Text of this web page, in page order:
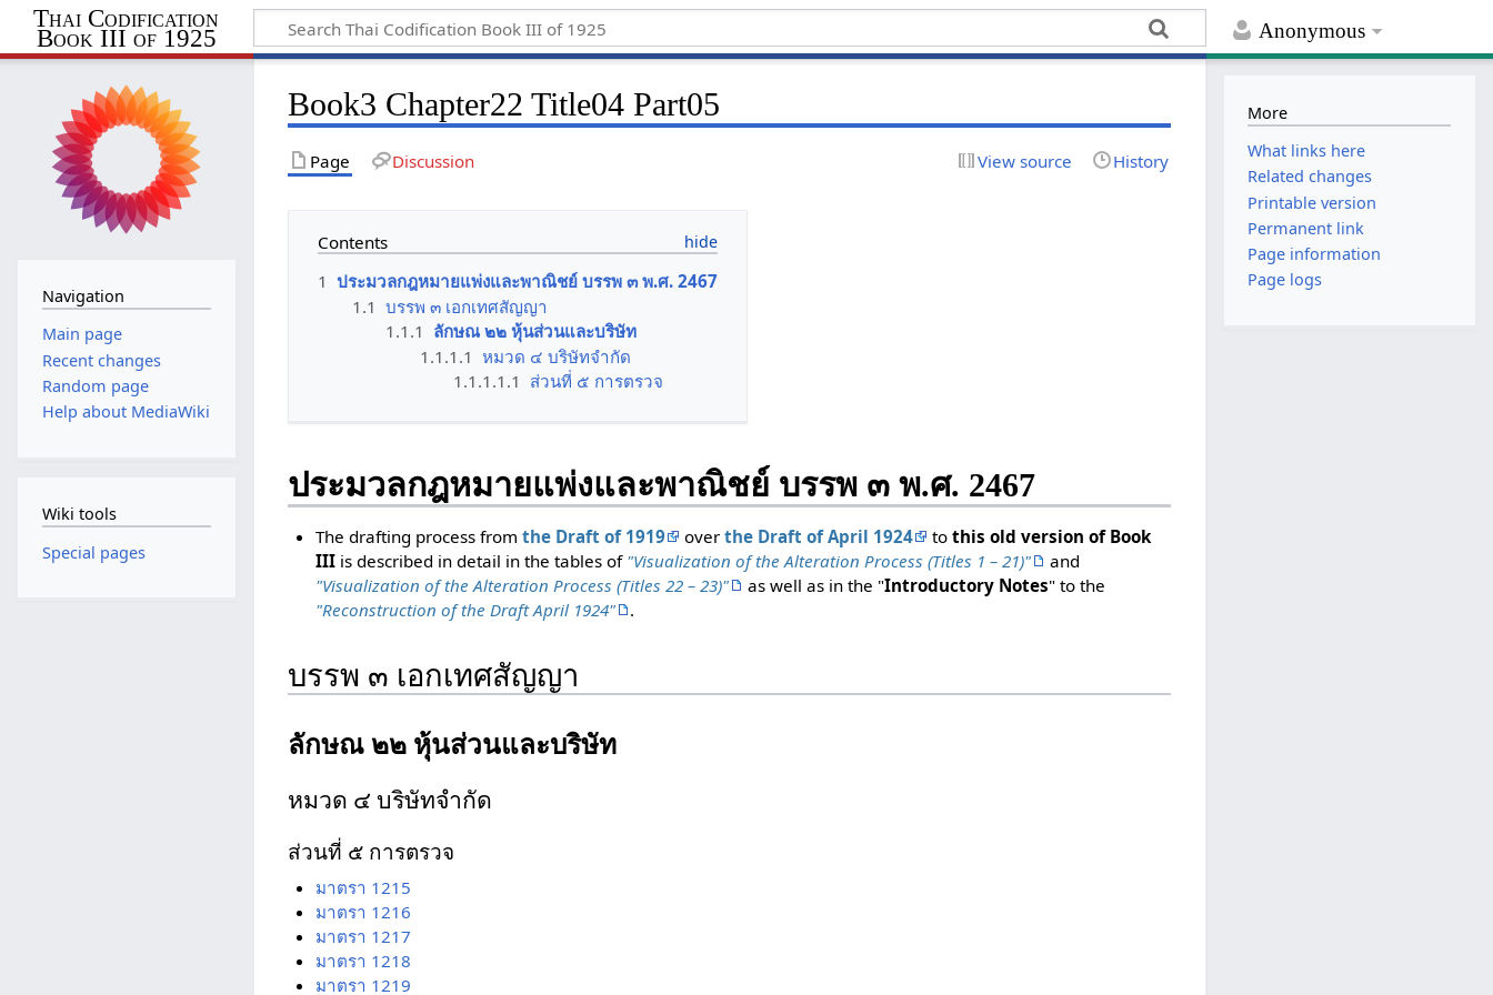
Anonymous
Thai Codification
Book III of 1925
Book3 Chapter22 Title04 Part05
Page Discussion View source History
Contents
1 ประมวลกฎหมายแพ่งและพาณิชย์ บรรพ ๓ พ.ศ. 2467
1.1 บรรพ ๓ เอกเทศสัญญา
1.1.1 ลักษณ ๒๒ หุ้นส่วนและบริษัท
1.1.1.1 หมวด ๔ บริษัทจำกัด
1.1.1.1.1 ส่วนที่ ๕ การตรวจ
ประมวลกฎหมายแพ่งและพาณิชย์ บรรพ ๓ พ.ศ. 2467
The drafting process from the Draft of 1919 over the Draft of April 1924 to this old version of Book
IIIis described in detail in the tables of "Visualization of the Alteration Process (Titles 1 – 21)"
and
"Visualization of the Alteration Process (Titles 22 – 23)"
as well as in the "Introductory Notes" to the
"Reconstruction of the Draft April 1924"
.
บรรพ ๓ เอกเทศสัญญา
ลักษณ ๒๒ หุ้นส่วนและบริษัท
หมวด ๔ บริษัทจำกัด
ส่วนที่ ๕ การตรวจ
มาตรา 1215
มาตรา 1216
มาตรา 1217
มาตรา 1218
มาตรา 1219
Navigation
Main page
Recent changes
Random page
Help about MediaWiki
Wiki tools
Special pages
More
What links here
Related changes
Printable version
Permanent link
Page information
Page logs